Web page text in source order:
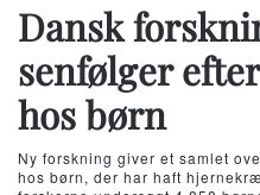
Dansk
senfølger
hos børn
Ny forskning giver et samlet
hos børn, der har haft